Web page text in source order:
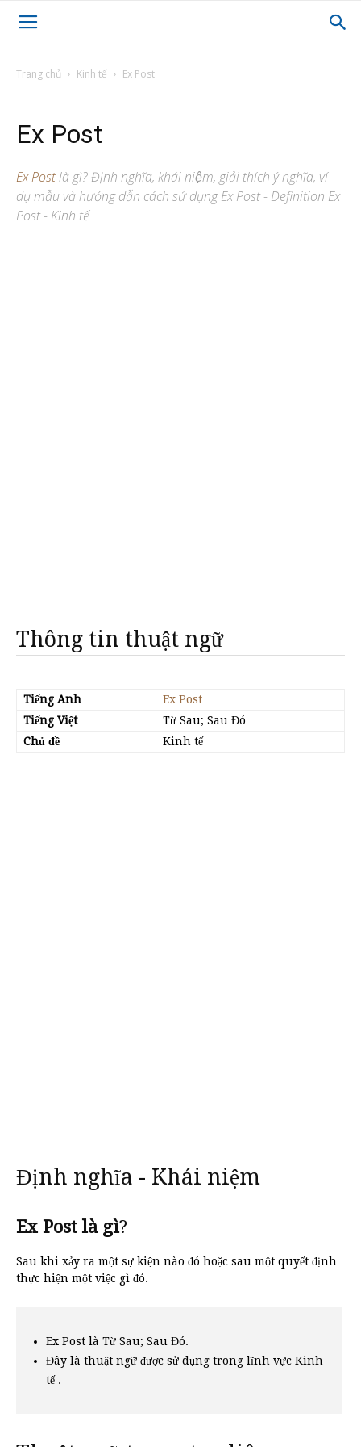
Trang chủ Kinh tế Ex Post
Ex Post
Ex Postlà gì? Định nghĩa, khái niệm, giải thích ý nghĩa, ví
dụ mẫu và hướng dẫn cách sử dụng Ex Post - Definition Ex
Post - Kinh tế
Thông tin thuật ngữ
Tiếng Anh
Ex Post
Tiếng Việt
Từ Sau; Sau Đó
Chủ đề
Kinh tế
Định nghĩa - Khái niệm
Ex Post là gì?
Sau khi xảy ra một sự kiện nào đó hoặc sau một quyết định
thực hiện một việc gì đó.
Ex Post là Từ Sau; Sau Đó.
Đây là thuật ngữ được sử dụng trong lĩnh vực Kinh
tế .